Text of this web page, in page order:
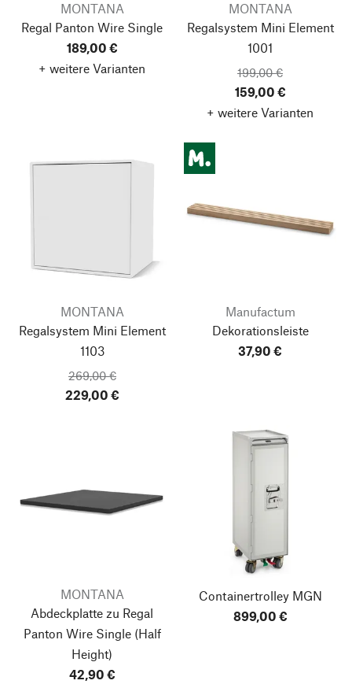
MONTANA
Regal Panton Wire Single
189,00 €
+ weitere Varianten
MONTANA
Regalsystem Mini Element
1001
199,00 €
159,00 €
+ weitere Varianten
MONTANA
Regalsystem Mini Element
1103
269,00 €
229,00 €
Manufactum
Dekorationsleiste
37,90 €
MONTANA
Abdeckplatte zu Regal
Panton Wire Single (Half
Height)
42,90 €
Containertrolley MGN
899,00 €